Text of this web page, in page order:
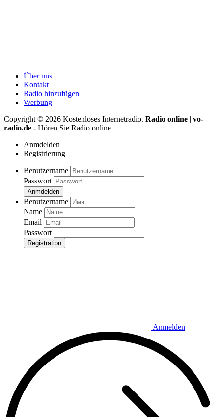
Über uns
Kontakt
Radio hinzufügen
Werbung
Copyright © 2026 Kostenloses Internetradio. Radio online | vo-
radio.de - Hören Sie Radio online
Anmdelden
Registrierung
Benutzername
Passwort
Anmdelden
Benutzername
Name
Email
Passwort
Registration
Anmelden